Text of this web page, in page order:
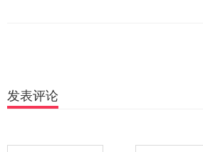
发表评论